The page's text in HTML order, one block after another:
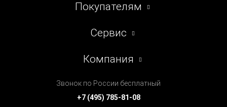
Покупателям
Сервис
Компания
Звонок по России бесплатный
+7 (495) 785-81-08